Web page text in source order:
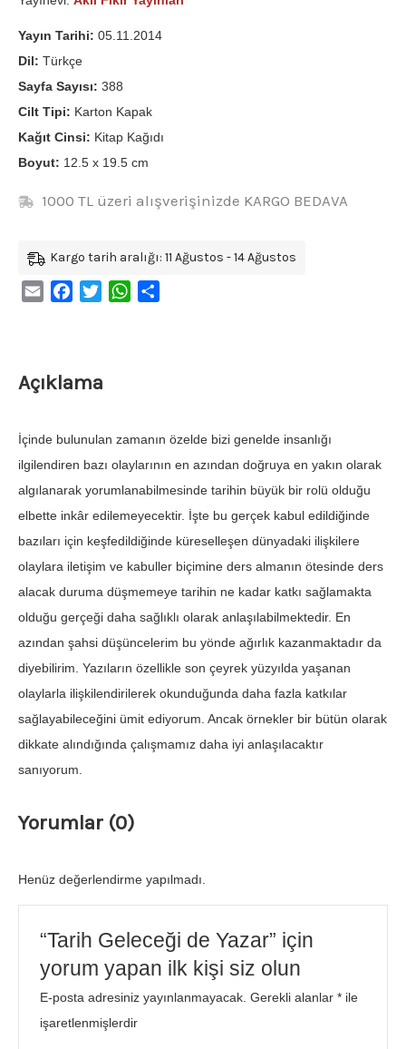
Yayın Tarihi: 05.11.2014
Dil: Türkçe
Sayfa Sayısı: 388
Cilt Tipi: Karton Kapak
Kağıt Cinsi: Kitap Kağıdı
Boyut: 12.5 x 19.5 cm
1000 TL üzeri alışverişinizde KARGO BEDAVA
Kargo tarih aralığı: 11 Ağustos - 14 Ağustos
Email FacebookTwitterWhatsApp
Açıklama
İçinde bulunulan zamanın özelde bizi genelde insanlığı
ilgilendiren bazı olaylarının en azından doğruya en yakın olarak
algılanarak yorumlanabilmesinde tarihin büyük bir rolü olduğu
elbette inkâr edilemeyecektir. İşte bu gerçek kabul edildiğinde
bazıları için keşfedildiğinde küreselleşen dünyadaki ilişkilere
olaylara iletişim ve kabuller biçimine ders almanın ötesinde ders
alacak duruma düşmemeye tarihin ne kadar katkı sağlamakta
olduğu gerçeği daha sağlıklı olarak anlaşılabilmektedir. En
azından şahsi düşüncelerim bu yönde ağırlık kazanmaktadır da
diyebilirim. Yazıların özellikle son çeyrek yüzyılda yaşanan
olaylarla ilişkilendirilerek okunduğunda daha fazla katkılar
sağlayabileceğini ümit ediyorum. Ancak örnekler bir bütün olarak
dikkate alındığında çalışmamız daha iyi anlaşılacaktır
sanıyorum.
Yorumlar (0)
Henüz değerlendirme yapılmadı.
“Tarih Geleceği de Yazar” için
yorum yapan ilk kişi siz olun
E-posta adresiniz yayınlanmayacak. Gerekli alanlar* ile
işaretlenmişlerdir